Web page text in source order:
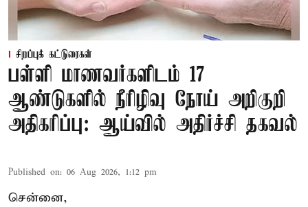
சிறப்புக் கட்டுரைகள்
பள்ளி மாணவர்களிடம் 17
ஆண்டுகளில் நீரிழிவு நோய் அறிகுறி
அதிகரிப்பு: ஆய்வில் அதிர்ச்சி தகவல்
Published on: 06 Aug 2026, 1:12 pm
சென்னை,